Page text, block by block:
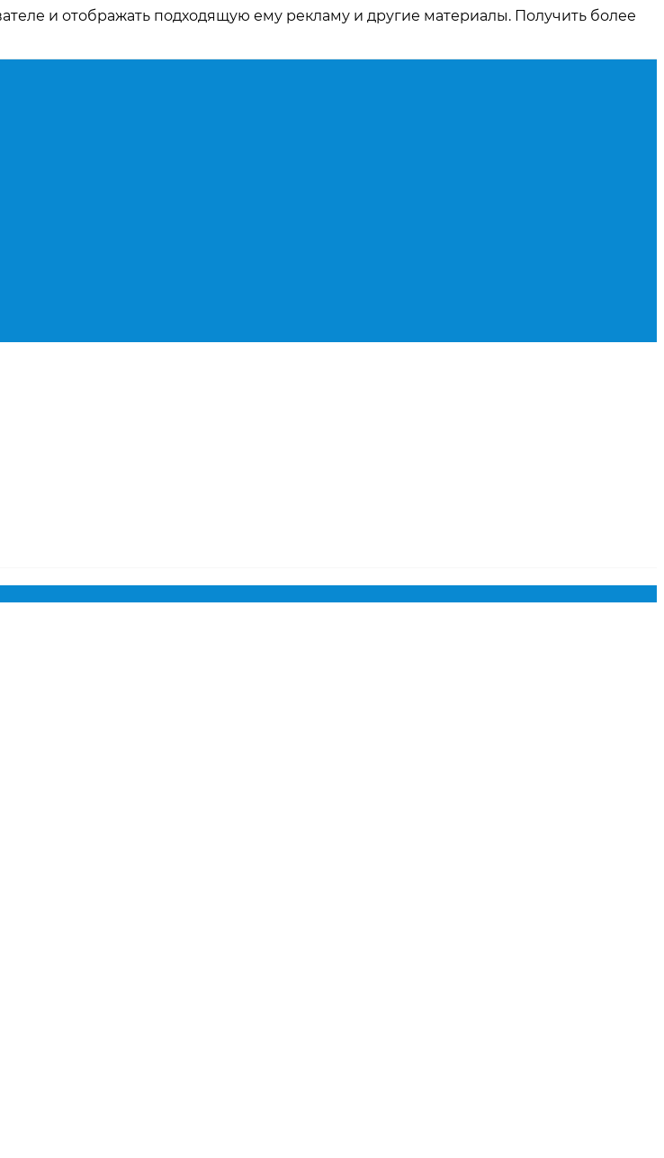
и отображать подходящую ему рекламу и другие материалы. Получить более